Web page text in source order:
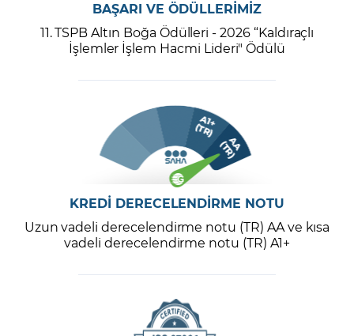
BAŞARI VE ÖDÜLLERİMİZ
11. TSPB Altın Boğa Ödülleri - 2026 “Kaldıraçlı
İşlemler İşlem Hacmi Lideri" Ödülü
KREDİ DERECELENDİRME NOTU
Uzun vadeli derecelendirme notu (TR) AA ve kısa
vadeli derecelendirme notu (TR) A1+